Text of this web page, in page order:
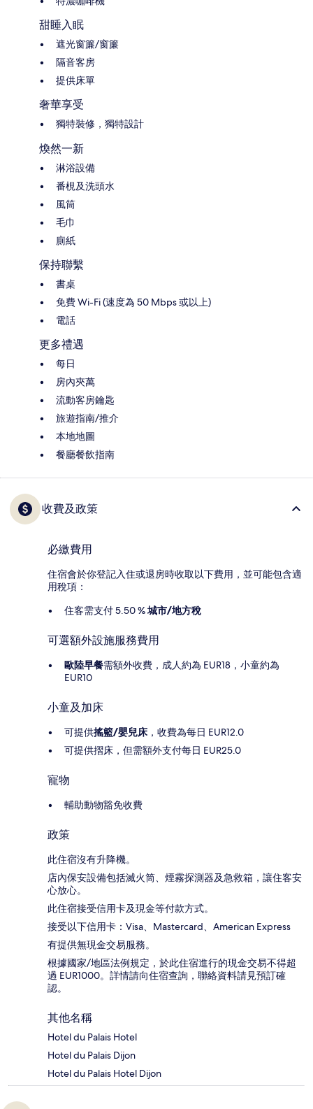
甜睡入眠
遮光窗簾/窗簾
隔音客房
提供床單
奢華享受
獨特裝修，獨特設計
煥然一新
淋浴設備
番梘及洗頭水
風筒
毛巾
廁紙
保持聯繫
書桌
免費 Wi-Fi (速度為 50 Mbps 或以上)
電話
更多禮遇
每日
房內夾萬
流動客房鑰匙
旅遊指南/推介
本地地圖
餐廳餐飲指南
收費及政策
必繳費用
住宿會於你登記入住或退房時收取以下費用，並可能包含適
用稅項：
住客需支付 5.50 %城市/地方稅
可選額外設施服務費用
歐陸早餐需額外收費，成人約為 EUR18，小童約為
EUR10
小童及加床
可提供搖籃/嬰兒床 ，收費為每日 EUR12.0
可提供摺床，但需額外支付每日 EUR25.0
寵物
輔助動物豁免收費
政策
此住宿沒有升降機。
店內保安設備包括滅火筒、煙霧探測器及急救箱，讓住客安
心放心。
此住宿接受信用卡及現金等付款方式。
接受以下信用卡：Visa、Mastercard、American Express
有提供無現金交易服務。
根據國家/地區法例規定，於此住宿進行的現金交易不得超
過 EUR1000。詳情請向住宿查詢，聯絡資料請見預訂確
認。
其他名稱
Hotel du Palais Hotel
Hotel du Palais Dijon
Hotel du Palais Hotel Dijon